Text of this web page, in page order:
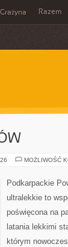
Grażyna Razem
MOŻLIWOŚĆ
Podkarpackie
ultralekkie to
poświęcona na
latania lekkimi
którym